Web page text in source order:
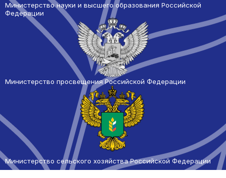
Министерство науки и высшего образования Российской
Федерации
Министерство просвещения Российской Федерации
Министерство сельского хозяйства Российской Федерации